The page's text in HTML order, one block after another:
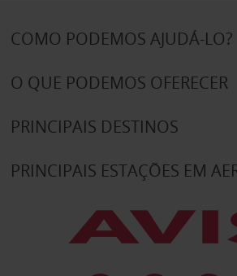
COMO PODEMOS AJUDÁ-LO?
O QUE PODEMOS OFERECER
PRINCIPAIS DESTINOS
PRINCIPAIS ESTAÇÕES EM